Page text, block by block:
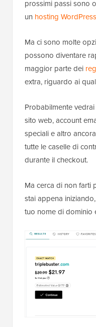
prossimi passi sono
un hosting WordPress
Ma ci sono molte
possono diventare
maggior parte dei
extra, riguardo ai
Probabilmente
sito web, account
speciali e altro
tutte le caselle di
durante il checkout.
Ma cerca di non farti
stai appena
tuo nome di dominio